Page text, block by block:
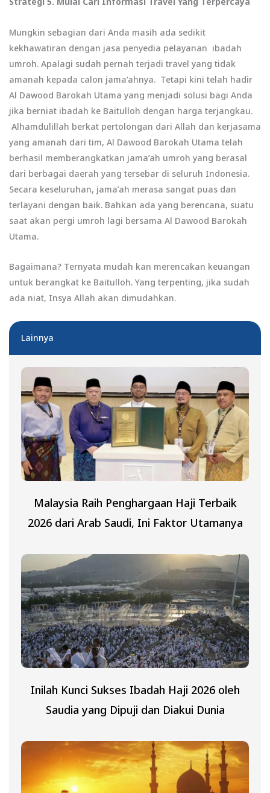
Mungkin sebagian dari Anda masih ada sedikit
kekhawatiran dengan jasa penyedia pelayanan ibadah
umroh. Apalagi sudah pernah terjadi travel yang tidak
amanah kepada calon jama’ahnya. Tetapi kini telah hadir
Al Dawood Barokah Utama yang menjadi solusi bagi Anda
jika berniat ibadah ke Baitulloh dengan harga terjangkau.
Alhamdulillah berkat pertolongan dari Allah dan kerjasama
yang amanah dari tim, Al Dawood Barokah Utama telah
berhasil memberangkatkan jama’ah umroh yang berasal
dari berbagai daerah yang tersebar di seluruh Indonesia.
Secara keseluruhan, jama’ah merasa sangat puas dan
terlayani dengan baik. Bahkan ada yang berencana, suatu
saat akan pergi umroh lagi bersama Al Dawood Barokah
Utama.
Bagaimana? Ternyata mudah kan merencakan keuangan
untuk berangkat ke Baitulloh. Yang terpenting, jika sudah
ada niat, Insya Allah akan dimudahkan.
Lainnya
Malaysia Raih Penghargaan Haji Terbaik
2026 dari Arab Saudi, Ini Faktor Utamanya
Inilah Kunci Sukses Ibadah Haji 2026 oleh
Saudia yang Dipuji dan Diakui Dunia